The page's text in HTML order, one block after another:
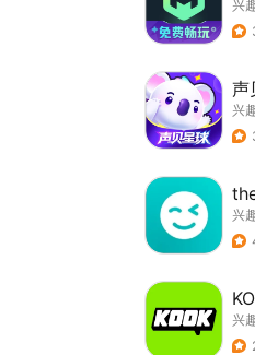
兴
声
兴
兴
兴